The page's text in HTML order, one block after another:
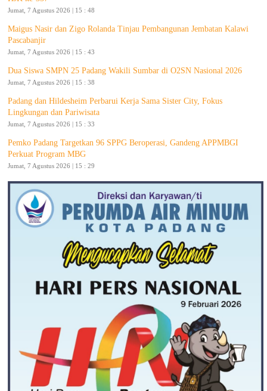
Jumat, 7 Agustus 2026 | 15 : 48
Maigus Nasir dan Zigo Rolanda Tinjau Pembangunan Jembatan Kalawi
Pascabanjir
Jumat, 7 Agustus 2026 | 15 : 43
Dua Siswa SMPN 25 Padang Wakili Sumbar di O2SN Nasional 2026
Jumat, 7 Agustus 2026 | 15 : 38
Padang dan Hildesheim Perbarui Kerja Sama Sister City, Fokus
Lingkungan dan Pariwisata
Jumat, 7 Agustus 2026 | 15 : 33
Pemko Padang Targetkan 96 SPPG Beroperasi, Gandeng APPMBGI
Perkuat Program MBG
Jumat, 7 Agustus 2026 | 15 : 29